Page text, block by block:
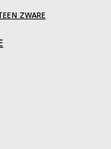
ZWARE